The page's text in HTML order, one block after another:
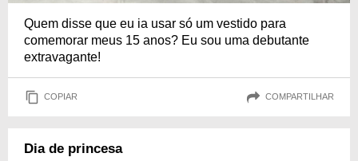
Quem disse que eu ia usar só um vestido para
comemorar meus 15 anos? Eu sou uma debutante
extravagante!
COPIAR COMPARTILHAR
Dia de princesa